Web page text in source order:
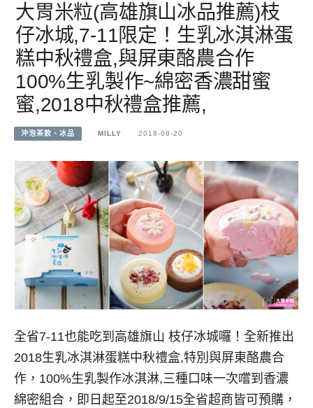
大胃米粒(高雄旗山冰品推薦)枝
仔冰城,7-11限定！生乳冰淇淋蛋
糕中秋禮盒,與屏東酪農合作
100%生乳製作~綿密香濃甜蜜
蜜,2018中秋禮盒推薦,
沖泡茶飲、冰品 MILLY 2018-08-20
全省7-11也能吃到高雄旗山 枝仔冰城囉！全新推出
2018生乳冰淇淋蛋糕中秋禮盒,特別與屏東酪農合
作，100%生乳製作冰淇淋,三種口味一次嚐到香濃
綿密組合，即日起至2018/9/15全省超商皆可預購，